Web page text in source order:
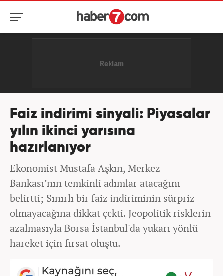
Faiz indirimi sinyali: Piyasalar
yılın ikinci yarısına
hazırlanıyor
Ekonomist Mustafa Aşkın, Merkez
Bankası’nın temkinli adımlar atacağını
belirtti; Sınırlı bir faiz indiriminin sürpriz
olmayacağına dikkat çekti. Jeopolitik risklerin
azalmasıyla Borsa İstanbul'da yukarı yönlü
hareket için fırsat oluştu.